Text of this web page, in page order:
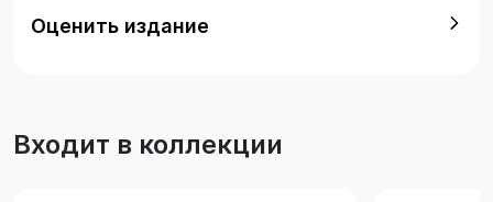
образования. Учебное пособие предназначено
для студентов направления подготовки
«Основы теории и методологии
Оценить издание
Входит в коллекции